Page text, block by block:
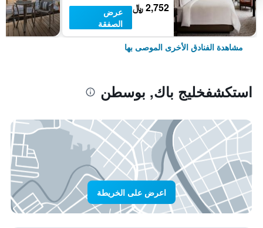
2,752 ﷼
عرض
الصفقة
مشاهدة الفنادق الأخرى الموصى بها
استكشفخليج باك, بوسطن
اعرض على الخريطة